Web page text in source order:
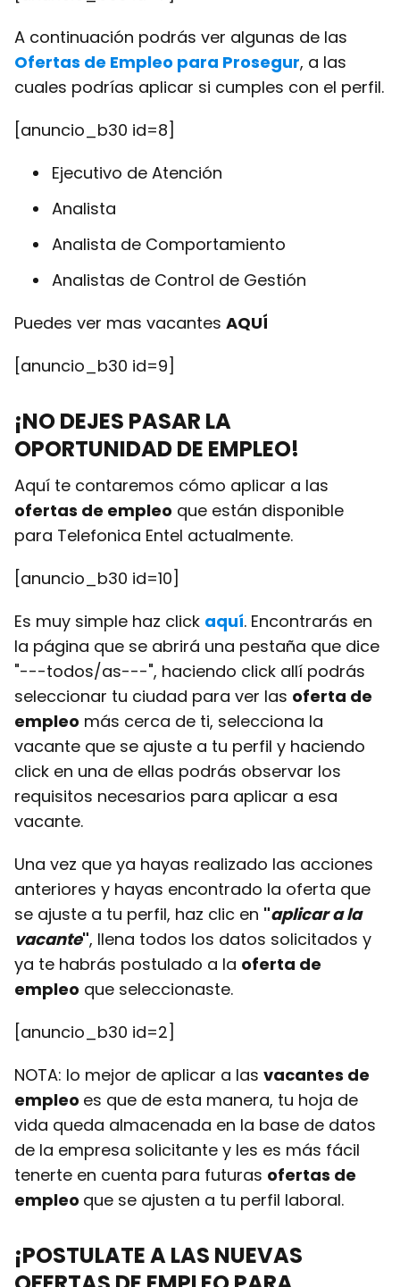
A continuación podrás ver algunas de las
Ofertas de Empleo para Prosegur, a las
cuales podrías aplicar si cumples con el perfil.
[anuncio_b30 id=8]
Ejecutivo de Atención
Analista
Analista de Comportamiento
Analistas de Control de Gestión
Puedes ver mas vacantes AQUÍ
[anuncio_b30 id=9]
¡NO DEJES PASAR LA
OPORTUNIDAD DE EMPLEO!
Aquí te contaremos cómo aplicar a las
ofertas de empleo que están disponible
para Telefonica Entel actualmente.
[anuncio_b30 id=10]
Es muy simple haz click aquí. Encontrarás en
la página que se abrirá una pestaña que dice
"---todos/as---", haciendo click allí podrás
seleccionar tu ciudad para ver las oferta de
empleo más cerca de ti, selecciona la
vacante que se ajuste a tu perfil y haciendo
click en una de ellas podrás observar los
requisitos necesarios para aplicar a esa
vacante.
Una vez que ya hayas realizado las acciones
anteriores y hayas encontrado la oferta que
se ajuste a tu perfil, haz clic en "aplicar a la
vacante", llena todos los datos solicitados y
ya te habrás postulado a la oferta de
empleo que seleccionaste.
[anuncio_b30 id=2]
NOTA: lo mejor de aplicar a las vacantes de
empleo es que de esta manera, tu hoja de
vida queda almacenada en la base de datos
de la empresa solicitante y les es más fácil
tenerte en cuenta para futuras ofertas de
empleo que se ajusten a tu perfil laboral.
¡POSTULATE A LAS NUEVAS